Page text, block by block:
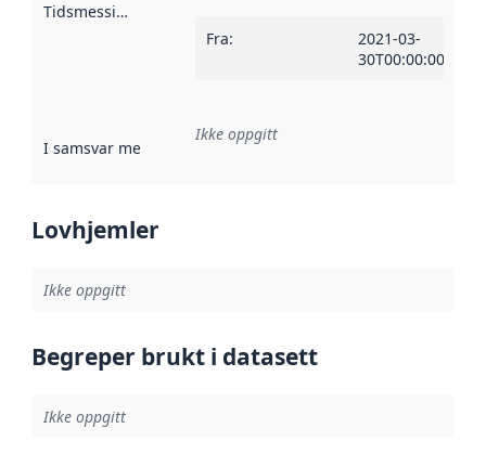
Tidsmessig avgrensning
Fra:
2021-03-
30T00:00:00Z
I samsvar med Referanse til en implementasjonsregel
Ikke oppgitt
Lovhjemler
Ikke oppgitt
Begreper brukt i datasett
Ikke oppgitt